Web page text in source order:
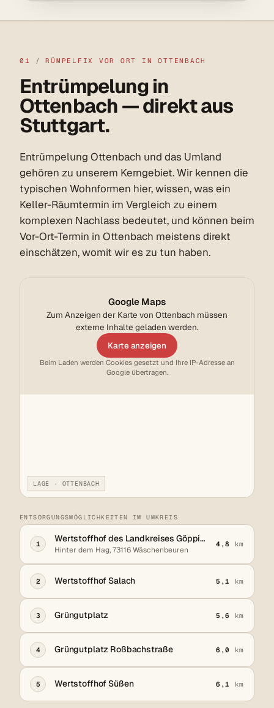
01 / RÜMPELFIX VOR ORT IN OTTENBACH
Entrümpelung in
Ottenbach — direkt aus
Stuttgart.
Entrümpelung Ottenbach und das Umland
gehören zu unserem Kerngebiet. Wir kennen die
typischen Wohnformen hier, wissen, was ein
Keller-Räumtermin im Vergleich zu einem
komplexen Nachlass bedeutet, und können beim
Vor-Ort-Termin in Ottenbach meistens direkt
einschätzen, womit wir es zu tun haben.
Google Maps
Zum Anzeigen der Karte von Ottenbach müssen
externe Inhalte geladen werden.
Karte anzeigen
Beim Laden werden Cookies gesetzt und Ihre IP-Adresse an
Google übertragen.
LAGE · OTTENBACH
ENTSORGUNGSMÖGLICHKEITEN IM UMKREIS
1
Wertstoffhof des Landkreises Göppingen
Hinter dem Hag, 73116 Wäschenbeuren
4,8 km
2 Wertstoffhof Salach 5,1 km
3 Grüngutplatz 5,6 km
4 Grüngutplatz Roßbachstraße 6,0 km
5 Wertstoffhof Süßen 6,1 km